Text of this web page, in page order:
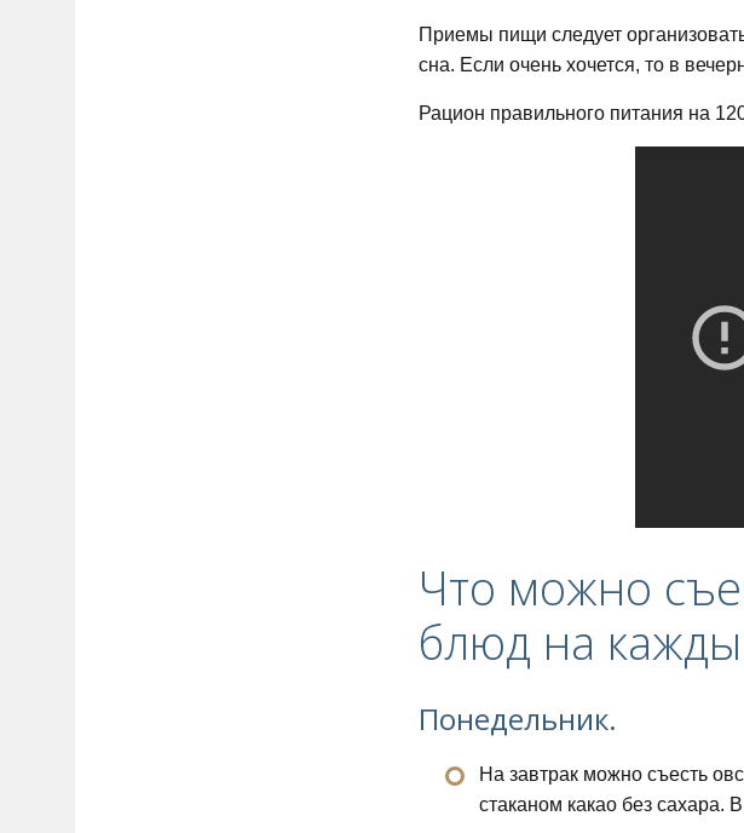
Приемы пищи следует
сна. Если очень хочется, то в
Рацион правильного питания на
Что можно
блюд на
Понедельник.
На завтрак можно съесть
стаканом какао без сахара.